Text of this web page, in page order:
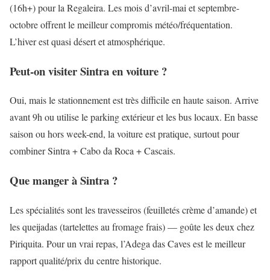
(16h+) pour la Regaleira. Les mois d’avril-mai et septembre-
octobre offrent le meilleur compromis météo/fréquentation.
L’hiver est quasi désert et atmosphérique.
Peut-on visiter Sintra en voiture ?
Oui, mais le stationnement est très difficile en haute saison. Arrive
avant 9h ou utilise le parking extérieur et les bus locaux. En basse
saison ou hors week-end, la voiture est pratique, surtout pour
combiner Sintra + Cabo da Roca + Cascais.
Que manger à Sintra ?
Les spécialités sont les travesseiros (feuilletés crème d’amande) et
les queijadas (tartelettes au fromage frais) — goûte les deux chez
Piriquita. Pour un vrai repas, l’Adega das Caves est le meilleur
rapport qualité/prix du centre historique.